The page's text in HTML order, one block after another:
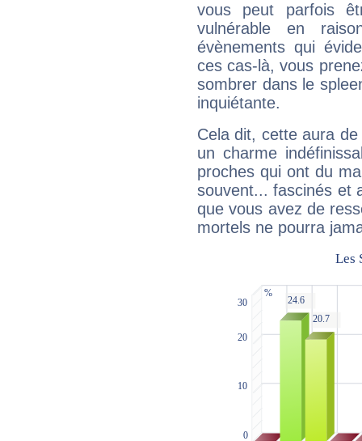
vous peut parfois
vulnérable en
évènements qui
ces cas-là, vous
sombrer dans le
inquiétante.
Cela dit, cette aura
un charme
proches qui ont du
souvent... fascinés et
que vous avez de
mortels ne pourra